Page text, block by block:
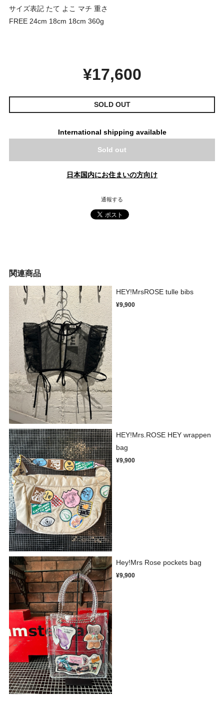
サイズ表記 たて よこ マチ 重さ
FREE 24cm 18cm 18cm 360g
¥17,600
SOLD OUT
International shipping available
Sold out
日本国内にお住まいの方向け
通報する
関連商品
HEY!MrsROSE tulle bibs
¥9,900
HEY!Mrs.ROSE HEY wrappen
bag
¥9,900
Hey!Mrs Rose pockets bag
¥9,900